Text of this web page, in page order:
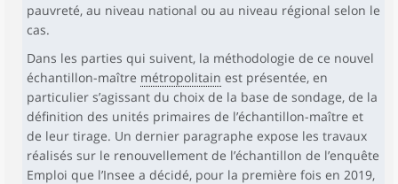
pauvreté, au niveau national ou au niveau régional selon le
cas.
Dans les parties qui suivent, la méthodologie de ce nouvel
échantillon-maître métropolitain est présentée, en
particulier s’agissant du choix de la base de sondage, de la
définition des unités primaires de l’échantillon-maître et
de leur tirage. Un dernier paragraphe expose les travaux
réalisés sur le renouvellement de l’échantillon de l’enquête
Emploi que l’Insee a décidé, pour la première fois en 2019,